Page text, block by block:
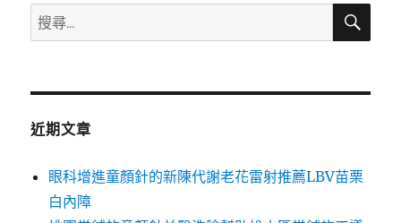
搜
尋
鍵
搜
近期文章
眼科增進童顏針的新陳代謝老花雷射推薦LBV苗栗
白內障